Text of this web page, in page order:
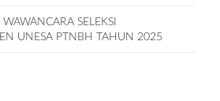
SELEKSI
UNESA PTNBH TAHUN 2025